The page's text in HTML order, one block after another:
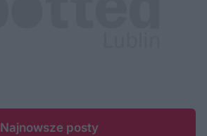
Najnowsze posty